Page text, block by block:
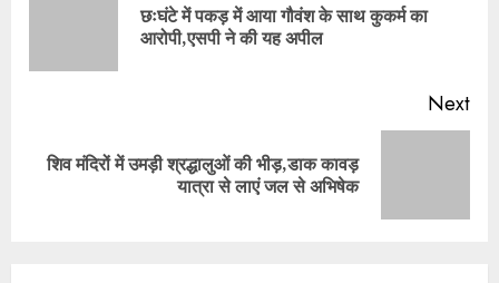
छःघंटे में पकड़ में आया गौवंश के साथ कुकर्म का
आरोपी,एसपी ने की यह अपील
Next
Next
शिव मंदिरों में उमड़ी श्रद्धालुओं की भीड़,डाक कावड़
यात्रा से लाएं जल से अभिषेक